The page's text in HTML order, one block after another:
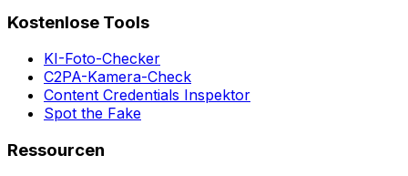
Kostenlose Tools
KI-Foto-Checker
C2PA-Kamera-Check
Content Credentials Inspektor
Spot the Fake
Ressourcen